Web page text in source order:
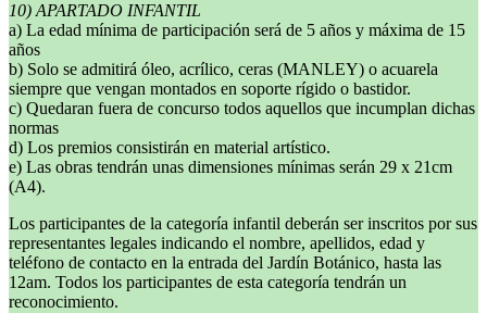
10) APARTADO INFANTIL
a) La edad mínima de participación será de 5 años y máxima de 15
años
b) Solo se admitirá óleo, acrílico, ceras (MANLEY) o acuarela
siempre que vengan montados en soporte rígido o bastidor.
c) Quedaran fuera de concurso todos aquellos que incumplan dichas
normas
d) Los premios consistirán en material artístico.
e) Las obras tendrán unas dimensiones mínimas serán 29 x 21cm
(A4).
Los participantes de la categoría infantil deberán ser inscritos por sus
representantes legales indicando el nombre, apellidos, edad y
teléfono de contacto en la entrada del Jardín Botánico, hasta las
12am. Todos los participantes de esta categoría tendrán un
reconocimiento.